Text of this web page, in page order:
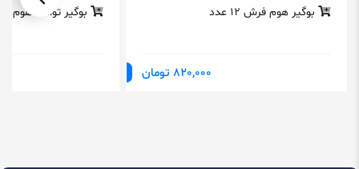
بوگیر هوم فرش ۱۲ عدد
820,000 تومان
بوگیر توالت هوم